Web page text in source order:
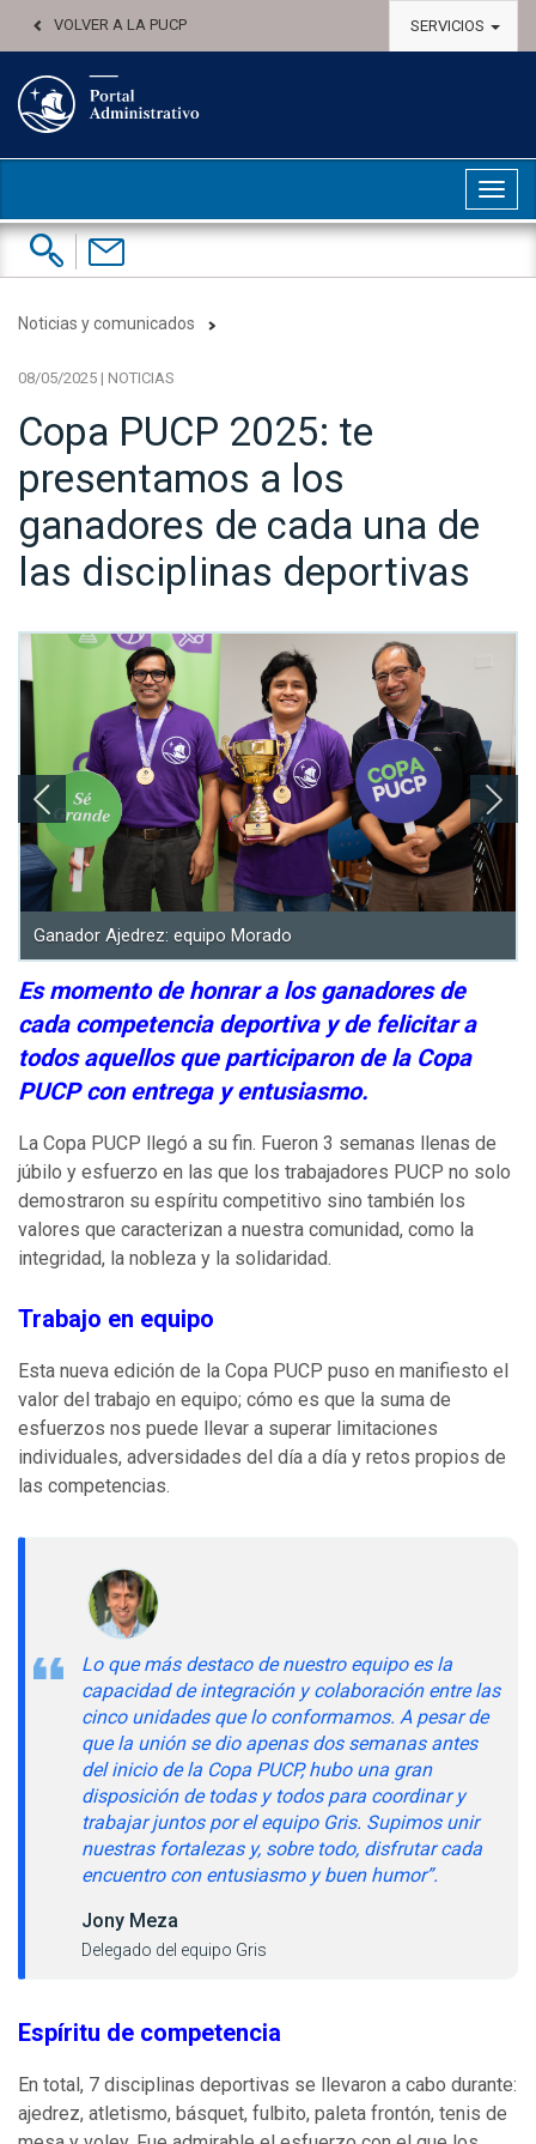
VOLVER A LA PUCP SERVICIOS
Buscar:
Contáctenos
Noticias y comunicados
08/05/2025 | NOTICIAS
Copa PUCP 2025: te
presentamos a los
ganadores de cada una de
las disciplinas deportivas
Ganador Ajedrez: equipo Morado
Es momento de honrar a los ganadores de
cada competencia deportiva y de felicitar a
todos aquellos que participaron de la Copa
PUCP con entrega y entusiasmo.
La Copa PUCP llegó a su fin. Fueron 3 semanas llenas de
júbilo y esfuerzo en las que los trabajadores PUCP no solo
demostraron su espíritu competitivo sino también los
valores que caracterizan a nuestra comunidad, como la
integridad, la nobleza y la solidaridad.
Trabajo en equipo
Esta nueva edición de la Copa PUCP puso en manifiesto el
valor del trabajo en equipo; cómo es que la suma de
esfuerzos nos puede llevar a superar limitaciones
individuales, adversidades del día a día y retos propios de
las competencias.
Lo que más destaco de nuestro equipo es la
capacidad de integración y colaboración entre las
cinco unidades que lo conformamos. A pesar de
que la unión se dio apenas dos semanas antes
del inicio de la Copa PUCP, hubo una gran
disposición de todas y todos para coordinar y
trabajar juntos por el equipo Gris. Supimos unir
nuestras fortalezas y, sobre todo, disfrutar cada
encuentro con entusiasmo y buen humor”.
Jony Meza
Delegado del equipo Gris
Espíritu de competencia
En total, 7 disciplinas deportivas se llevaron a cabo durante:
ajedrez, atletismo, básquet, fulbito, paleta frontón, tenis de